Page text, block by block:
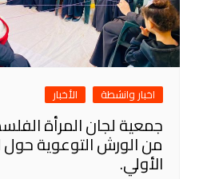
اخبار وانشطة الأخبار
جمعية لجان المرأة
من الورش التوعوية
الأولي.